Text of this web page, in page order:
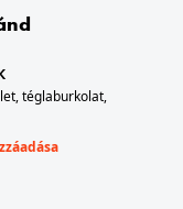
,téglaburkolat,